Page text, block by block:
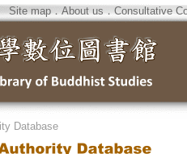
Site map．About us．Consultative
Database